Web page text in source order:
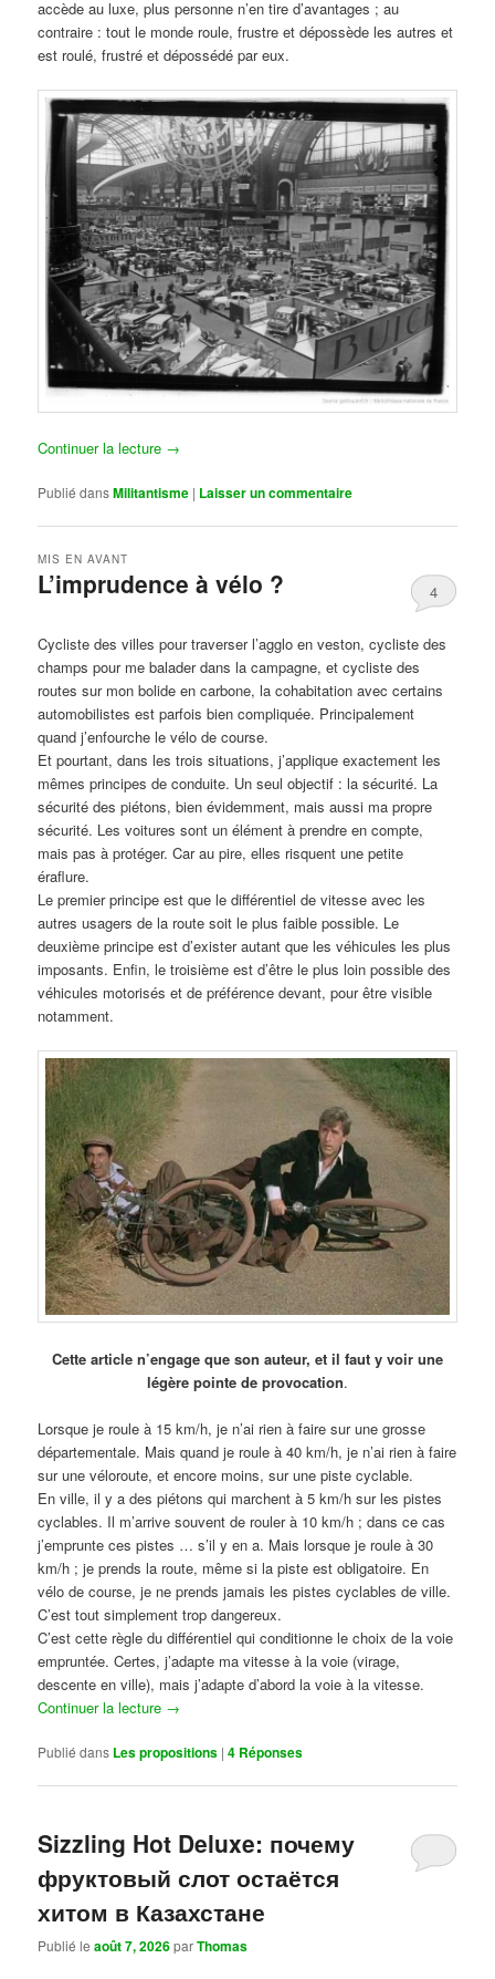
accède au luxe, plus personne n’en tire d’avantages ; au
contraire : tout le monde roule, frustre et dépossède les autres et
est roulé, frustré et dépossédé par eux.
Continuer la lecture →
Publié dansMilitantisme | Laisser un commentaire
L’imprudence à vélo ?
MIS EN AVANT
4
Cycliste des villes pour traverser l’agglo en veston, cycliste des
champs pour me balader dans la campagne, et cycliste des
routes sur mon bolide en carbone, la cohabitation avec certains
automobilistes est parfois bien compliquée. Principalement
quand j’enfourche le vélo de course.
Et pourtant, dans les trois situations, j’applique exactement les
mêmes principes de conduite. Un seul objectif : la sécurité. La
sécurité des piétons, bien évidemment, mais aussi ma propre
sécurité. Les voitures sont un élément à prendre en compte,
mais pas à protéger. Car au pire, elles risquent une petite
éraflure.
Le premier principe est que le différentiel de vitesse avec les
autres usagers de la route soit le plus faible possible. Le
deuxième principe est d’exister autant que les véhicules les plus
imposants. Enfin, le troisième est d’être le plus loin possible des
véhicules motorisés et de préférence devant, pour être visible
notamment.
Cette article n’engage que son auteur, et il faut y voir une
légère pointe de provocation.
Lorsque je roule à 15 km/h, je n’ai rien à faire sur une grosse
départementale. Mais quand je roule à 40 km/h, je n’ai rien à faire
sur une véloroute, et encore moins, sur une piste cyclable.
En ville, il y a des piétons qui marchent à 5 km/h sur les pistes
cyclables. Il m’arrive souvent de rouler à 10 km/h ; dans ce cas
j’emprunte ces pistes … s’il y en a. Mais lorsque je roule à 30
km/h ; je prends la route, même si la piste est obligatoire. En
vélo de course, je ne prends jamais les pistes cyclables de ville.
C’est tout simplement trop dangereux.
C’est cette règle du différentiel qui conditionne le choix de la voie
empruntée. Certes, j’adapte ma vitesse à la voie (virage,
descente en ville), mais j’adapte d’abord la voie à la vitesse.
Continuer la lecture →
Publié dans Les propositions |4 Réponses
Sizzling Hot Deluxe: почему
фруктовый слот остаётся
хитом в Казахстане
Publié leaoût 7, 2026parThomas